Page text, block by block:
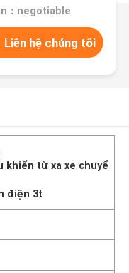
：negotiable
Liên hệ chúng tôi
khiển từ xa xe chuyể
điện 3t